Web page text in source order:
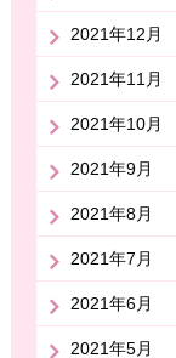
2021年12月
2021年11月
2021年10月
2021年9月
2021年8月
2021年7月
2021年6月
2021年5月